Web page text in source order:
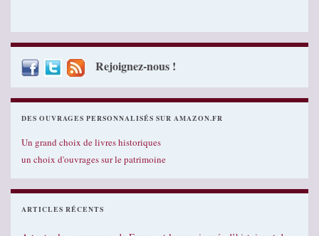
Rejoignez-nous !
DES OUVRAGES PERSONNALISÉS SUR AMAZON.FR
Un grand choix de livres historiques
un choix d'ouvrages sur le patrimoine
ARTICLES RÉCENTS